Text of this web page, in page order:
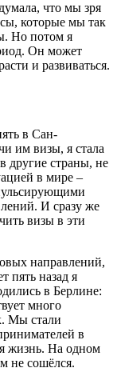
что мы зря
которые мы так
Но потом я
Он может
и развиваться.
в Сан-
им визы, я стала
другие страны, не
в мире –
И сразу же
визы в эти
направлений,
пять назад я
в Берлине:
много
Мы стали
в
жизнь. На одном
не сошёлся.